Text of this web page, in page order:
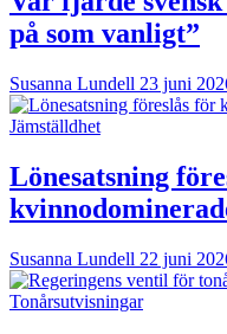
på som vanligt”
Susanna Lundell 23 juni
Jämställdhet
Lönesatsning
Susanna Lundell 22 juni
Tonårsutvisningar